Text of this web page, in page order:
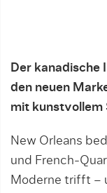
Der kanadische
den neuen
mit kunstvollem
New Orleans
und French-
Moderne trifft –